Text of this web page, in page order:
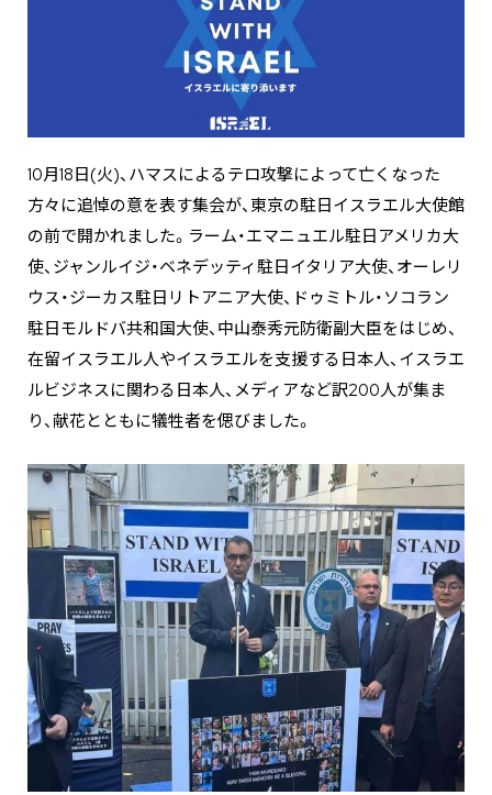
10月18日(火)、ハマスによるテロ攻撃によって亡くなった
方々に追悼の意を表す集会が、東京の駐日イスラエル大使館
の前で開かれました。ラーム・エマニュエル駐日アメリカ大
使、ジャンルイジ・ベネデッティ駐日イタリア大使、オーレリ
ウス・ジーカス駐日リトアニア大使、ドゥミトル・ソコラン
駐日モルドバ共和国大使、中山泰秀元防衛副大臣をはじめ、
在留イスラエル人やイスラエルを支援する日本人、イスラエ
ルビジネスに関わる日本人、メディアなど訳200人が集ま
り、献花とともに犠牲者を偲びました。